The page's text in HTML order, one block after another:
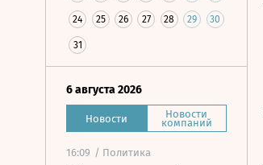
24 25 26 27 28 29 30
31
6 августа 2026
Новости Новости
компаний
16:09 / Политика